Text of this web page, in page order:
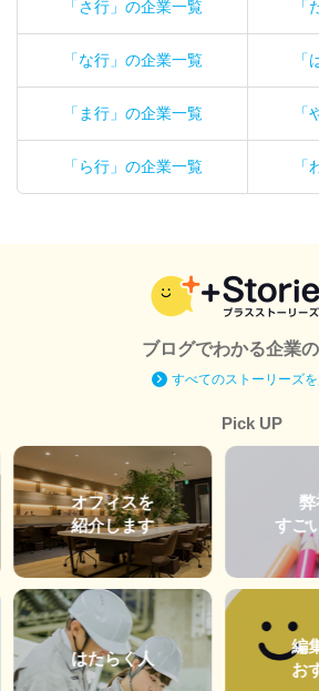
「さ行」の企業一覧
「な行」の企業一覧
「ま行」の企業一覧
「ら行」の企業一覧
ブログでわかる企業
すべてのストーリーズ
Pick UP
オフィスを
紹介します
はたらく人
すご
編
お